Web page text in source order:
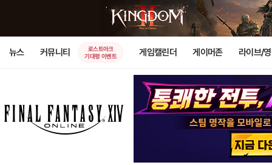
뉴스 커뮤니티
로스트아크
기대평 이벤트
게임캘린더 게이머존 라이브/